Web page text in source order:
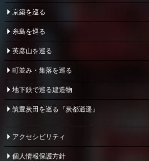
京築を巡る
糸島を巡る
英彦山を巡る
町並み・集落を巡る
地下鉄で巡る建造物
筑豊炭田を巡る『炭都逍遥』
アクセシビリティ
個人情報保護方針